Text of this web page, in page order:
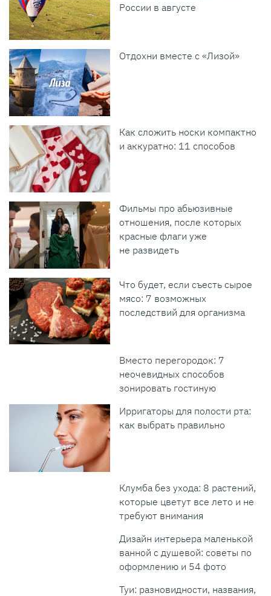
России в августе
Отдохни вместе с «Лизой»
Как сложить носки компактно
и аккуратно: 11 способов
Фильмы про абьюзивные
отношения, после которых
красные флаги уже
не развидеть
Что будет, если съесть сырое
мясо: 7 возможных
последствий для организма
Вместо перегородок: 7
неочевидных способов
зонировать гостиную
Ирригаторы для полости рта:
как выбрать правильно
Клумба без ухода: 8 растений,
которые цветут все лето и не
требуют внимания
Дизайн интерьера маленькой
ванной с душевой: советы по
оформлению и 54 фото
Туи: разновидности, названия,